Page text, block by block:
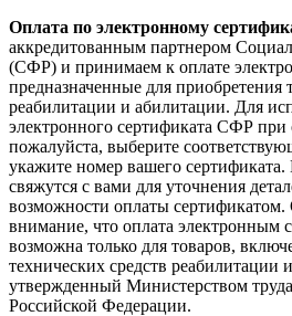
Оплата по электронному
аккредитованным партнером
(СФР) и принимаем к оплате
предназначенные для приобретения
реабилитации и абилитации. Для
электронного сертификата СФР при
пожалуйста, выберите
укажите номер вашего
свяжутся с вами для уточнения
возможности оплаты
внимание, что оплата электронным
возможна только для товаров,
технических средств реабилитации
утвержденный Министерством
Российской Федерации.